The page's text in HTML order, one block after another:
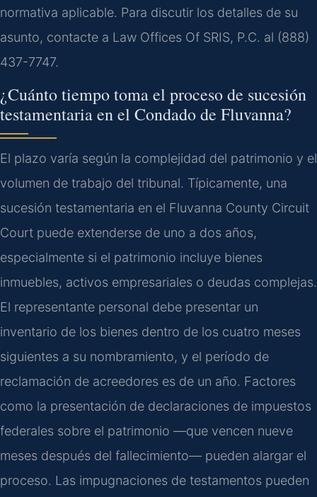
normativa aplicable. Para discutir los detalles de su
asunto, contacte a Law Offices Of SRIS, P.C. al (888)
437-7747.
¿Cuánto tiempo toma el proceso de sucesión
testamentaria en el Condado de Fluvanna?
El plazo varía según la complejidad del patrimonio y el
volumen de trabajo del tribunal. Típicamente, una
sucesión testamentaria en el Fluvanna County Circuit
Court puede extenderse de uno a dos años,
especialmente si el patrimonio incluye bienes
inmuebles, activos empresariales o deudas complejas.
El representante personal debe presentar un
inventario de los bienes dentro de los cuatro meses
siguientes a su nombramiento, y el período de
reclamación de acreedores es de un año. Factores
como la presentación de declaraciones de impuestos
federales sobre el patrimonio —que vencen nueve
meses después del fallecimiento— pueden alargar el
proceso. Las impugnaciones de testamentos pueden